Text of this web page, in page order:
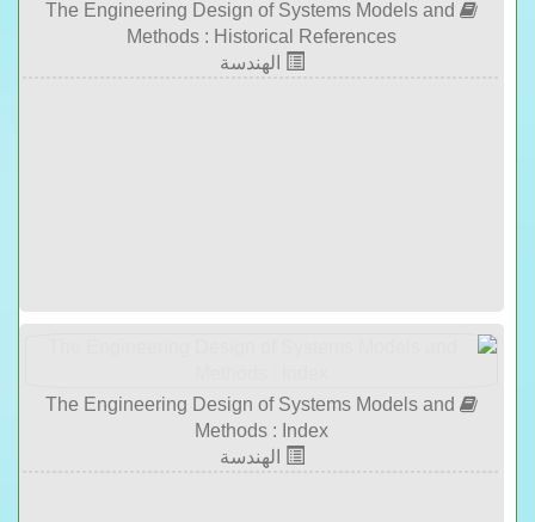
The Engineering Design of Systems Models and
Methods : Historical References
الهندسة
The Engineering Design of Systems Models and
Methods : Index
الهندسة